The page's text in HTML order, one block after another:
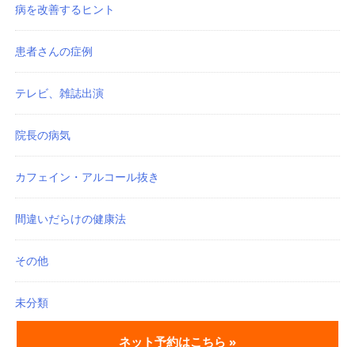
病を改善するヒント
患者さんの症例
テレビ、雑誌出演
院長の病気
カフェイン・アルコール抜き
間違いだらけの健康法
その他
未分類
ネット予約はこちら »